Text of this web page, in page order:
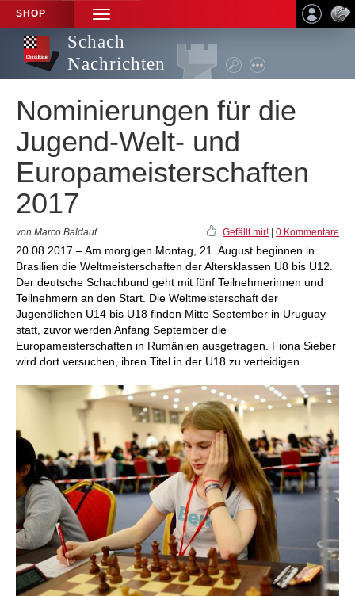
SHOP
TOGGLE
NAVIGATION
Schach
Nachrichten
Nominierungen für die
Jugend-Welt- und
Europameisterschaften
2017
von Marco Baldauf Gefällt mir! 0 Kommentare
20.08.2017 – Am morgigen Montag, 21. August beginnen in
Brasilien die Weltmeisterschaften der Altersklassen U8 bis U12.
Der deutsche Schachbund geht mit fünf Teilnehmerinnen und
Teilnehmern an den Start. Die Weltmeisterschaft der
Jugendlichen U14 bis U18 finden Mitte September in Uruguay
statt, zuvor werden Anfang September die
Europameisterschaften in Rumänien ausgetragen. Fiona Sieber
wird dort versuchen, ihren Titel in der U18 zu verteidigen.